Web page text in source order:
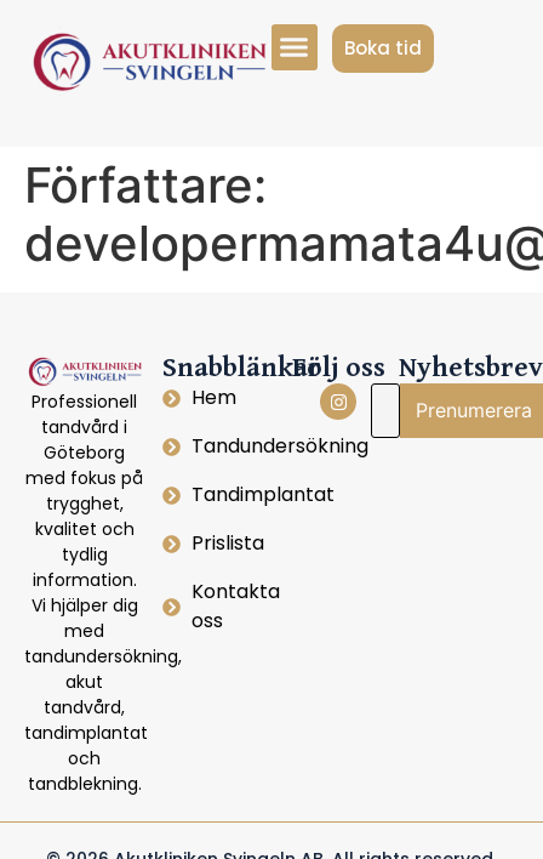
Boka tid
Författare:
Professionell
tandvårdi
Göteborg
med fokuspå
trygghet,
kvalitet och
tydlig
information.
Vi hjälper dig
med
tandundersökning,
akut
tandvård,
tandimplantat
och
tandblekning.
Snabblänkar
Hem
Tandundersökning
Tandimplantat
Prislista
Kontakta
oss
Följ oss Nyhetsbrev